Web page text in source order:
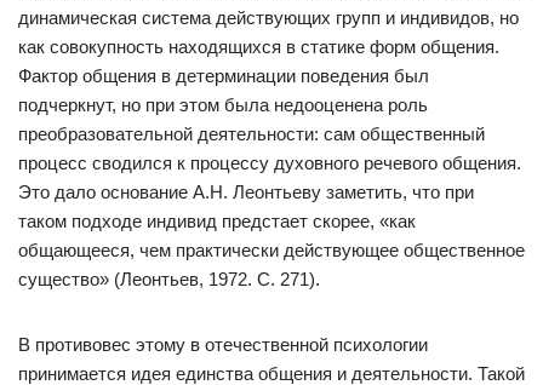
динамическая система действующих групп и индивидов, но
как совокупность находящихся в статике форм общения.
Фактор общения в детерминации поведения был
подчеркнут, но при этом была недооценена роль
преобразовательной деятельности: сам общественный
процесс сводился к процессу духовного речевого общения.
Это дало основание А.Н. Леонтьеву заметить, что при
таком подходе индивид предстает скорее, «как
общающееся, чем практически действующее общественное
существо» (Леонтьев, 1972. С. 271).
В противовес этому в отечественной психологии
принимается идея единства общения и деятельности. Такой